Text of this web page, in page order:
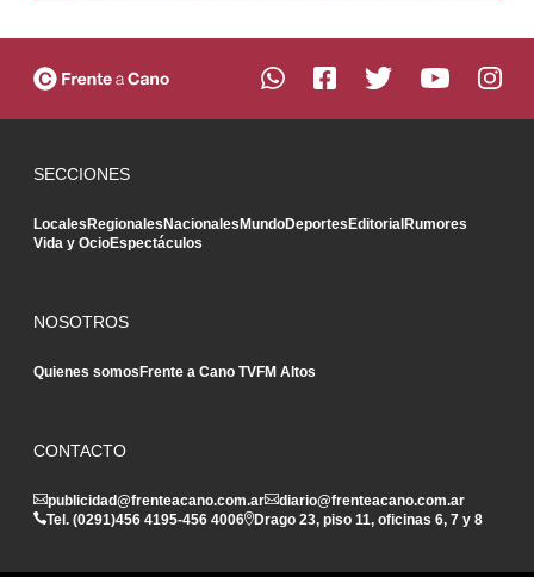
SECCIONES
LocalesRegionalesNacionalesMundoDeportesEditorialRumores
Vida y OcioEspectáculos
NOSOTROS
Quienes somosFrente a Cano TVFM Altos
CONTACTO
publicidad@frenteacano.com.ar
diario@frenteacano.com.ar
Tel. (0291)456 4195-456 4006 Drago 23, piso 11, oficinas 6, 7 y 8